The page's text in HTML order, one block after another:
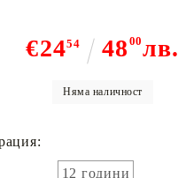
€2454 48 00лв.
Няма наличност
12 години